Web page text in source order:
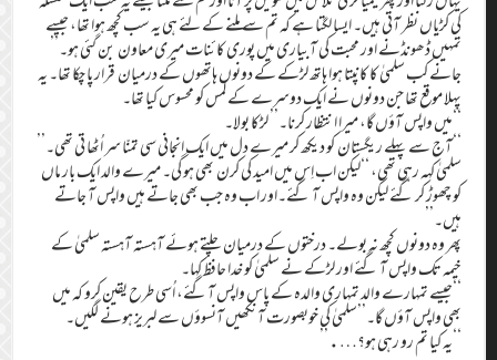
کی کڑیاں نظر آتی ہیں۔ ایسا لگتا ہے کہ تم سے ملنے کے لئے ہی یہ سب کچھ ہوا تھا، جیسے
تمہیں ڈھونڈنے اور محبت کی آبیاری میں پوری کائنات میری معاون بن گئی ہو۔’’
جانے کب سلمیٰ کا کانپتا ہوا ہاتھ لڑکے کے دونوں ہاتھوں کے درمیان قرار پا چکا تھا۔ یہ
پہلا موقع تھا جن دونوں نے ایک دوسرے کے لمس کو محسوس کیا تھا۔
‘‘میں واپس آؤں گا، میرا انتظار کرنا۔’’ لڑکا بولا۔
‘‘آج سے پہلے ریگستان کو دیکھ کر میرے دل میں ایک انجانی سی تمنّا سر اُٹھا تی تھی۔’’
سلمیٰ کہہ رہی تھی، ‘‘لیکن اب اِس میں امید کی کرن بھی ہو گی۔ میرے والد ایک بار ماں
کو چھوڑ کر گئے لیکن وہ واپس آ گئے۔اور اب وہ جب بھی جاتے ہیں واپس آ جاتے
ہیں۔’’
پھر وہ دونوں کچھ نہ بولے۔ درختوں کے درمیان چلتے ہوئے آہستہ آہستہ سلمیٰ کے
خیمہ تک واپس آ گئے اور لڑکے نے سلمیٰ کو خدا حافظ کہا۔
‘‘جیسے تمہارے والد تمہاری والدہ کے پاس واپس آگئے، اُسی طرح یقین کرو کہ میں
بھی واپس آؤں گا۔’’سلمیٰ کی خوبصورت آنکھیں آنسوؤں سے لبریز ہونے لگیں۔
‘‘یہ کیا تم رو رہی ہو؟….’’